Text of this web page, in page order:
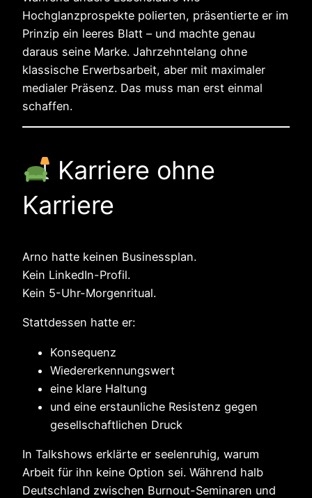
Hochglanzprospekte polierten, präsentierte er im
Prinzip ein leeres Blatt – und machte genau
daraus seine Marke. Jahrzehntelang ohne
klassische Erwerbsarbeit, aber mit maximaler
medialer Präsenz. Das muss man erst einmal
schaffen.
Karriere ohne
Karriere
Arno hatte keinen Businessplan.
Kein LinkedIn-Profil.
Kein 5-Uhr-Morgenritual.
Stattdessen hatte er:
Konsequenz
Wiedererkennungswert
eine klare Haltung
und eine erstaunliche Resistenz gegen
gesellschaftlichen Druck
In Talkshows erklärte er seelenruhig, warum
Arbeit für ihn keine Option sei. Während halb
Deutschland zwischen Burnout-Seminaren und